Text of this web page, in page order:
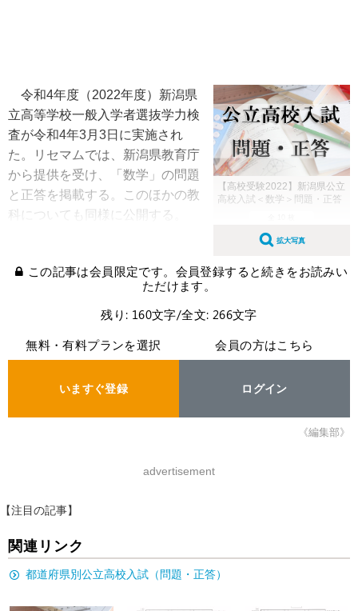
【高校受験2022】新潟県公立
高校入試＜数学＞問題・正答
拡大写真
令和4年度（2022年度）新潟県
立高等学校一般入学者選抜学力検
査が令和4年3月3日に実施され
た。リセマムでは、新潟県教育庁
から提供を受け、「数学」の問題
と正答を掲載する。このほかの教
科についても同様に公開する。
この記事は会員限定です。会員登録すると続きをお読みい
ただけます。
残り: 160文字/全文: 266文字
無料・有料プランを選択
いますぐ登録
会員の方はこちら
ログイン
《編集部》
advertisement
【注目の記事】
関連リンク
都道府県別公立高校入試（問題・正答）